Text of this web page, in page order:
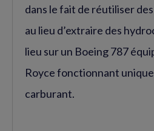
dans le fait de réutiliser
au lieu d’extraire des
lieu sur un Boeing 787
Royce fonctionnant
carburant.